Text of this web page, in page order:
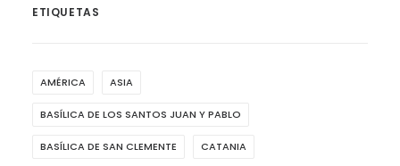
ETIQUETAS
AMÉRICA ASIA
BASÍLICA DE LOS SANTOS JUAN Y PABLO
BASÍLICA DE SAN CLEMENTE CATANIA